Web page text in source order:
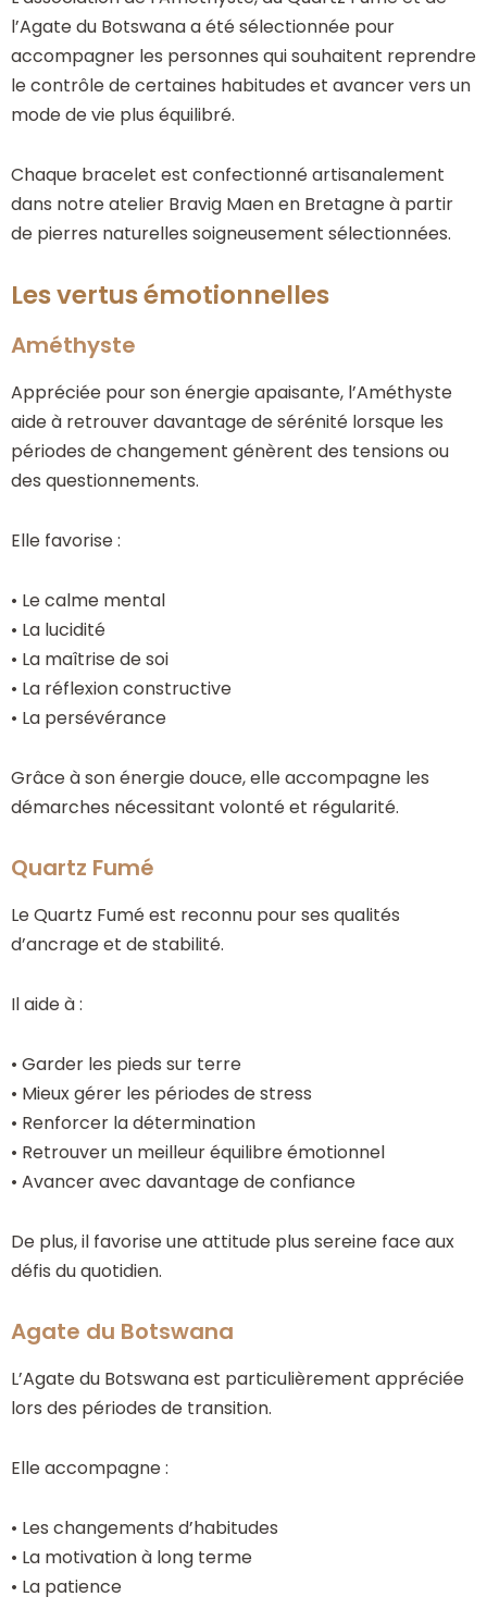
l’Agate du Botswana a été sélectionnée pour
accompagner les personnes qui souhaitent reprendre
le contrôle de certaines habitudes et avancer vers un
mode de vie plus équilibré.
Chaque bracelet est confectionné artisanalement
dans notre atelier Bravig Maen en Bretagne à partir
de pierres naturelles soigneusement sélectionnées.
Les vertus émotionnelles
Améthyste
Appréciée pour son énergie apaisante, l’Améthyste
aide à retrouver davantage de sérénité lorsque les
périodes de changement génèrent des tensions ou
des questionnements.
Elle favorise :
• Le calme mental
• La lucidité
• La maîtrise de soi
• La réflexion constructive
• La persévérance
Grâce à son énergie douce, elle accompagne les
démarches nécessitant volonté et régularité.
Quartz Fumé
Le Quartz Fumé est reconnu pour ses qualités
d’ancrage et de stabilité.
Il aide à :
• Garder les pieds sur terre
• Mieux gérer les périodes de stress
• Renforcer la détermination
• Retrouver un meilleur équilibre émotionnel
• Avancer avec davantage de confiance
De plus, il favorise une attitude plus sereine face aux
défis du quotidien.
Agate du Botswana
L’Agate du Botswana est particulièrement appréciée
lors des périodes de transition.
Elle accompagne :
• Les changements d’habitudes
• La motivation à long terme
• La patience